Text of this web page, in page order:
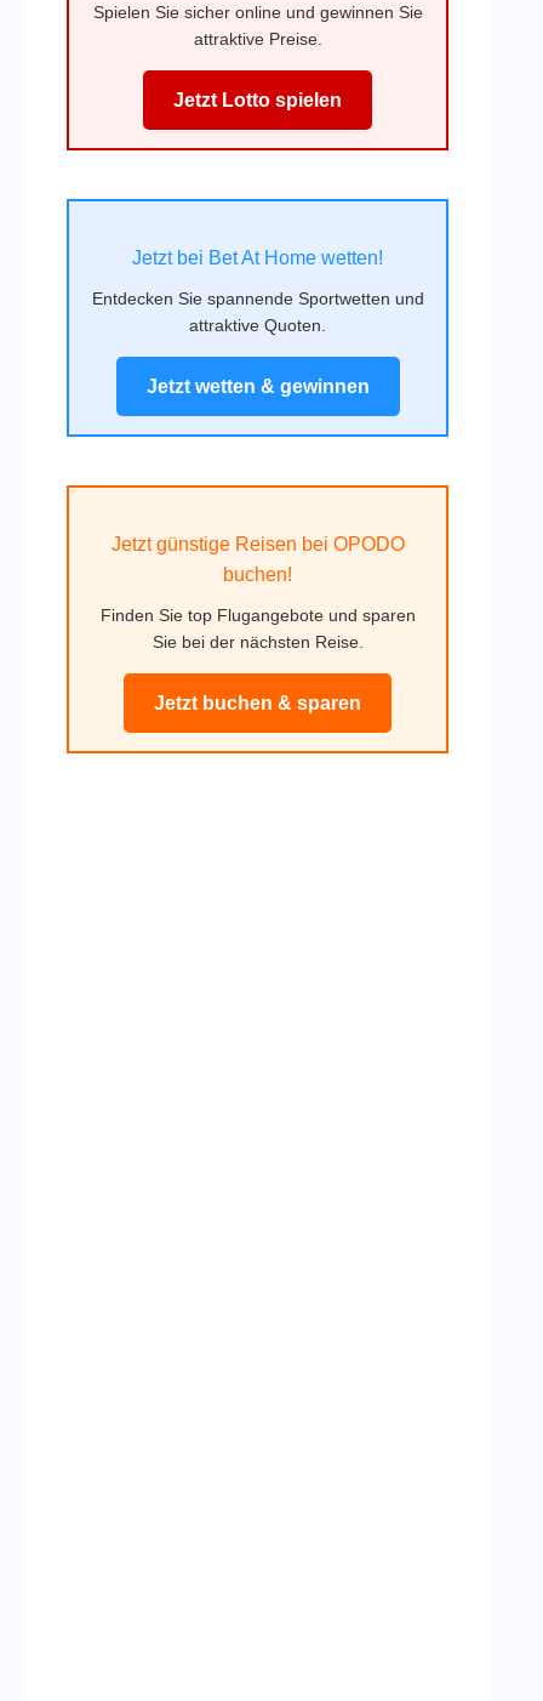
Spielen Sie sicher online und gewinnen Sie
attraktive Preise.
Jetzt Lotto spielen
Jetzt bei Bet At Home wetten!
Entdecken Sie spannende Sportwetten und
attraktive Quoten.
Jetzt wetten & gewinnen
Jetzt günstige Reisen bei OPODO
buchen!
Finden Sie top Flugangebote und sparen
Sie bei der nächsten Reise.
Jetzt buchen & sparen